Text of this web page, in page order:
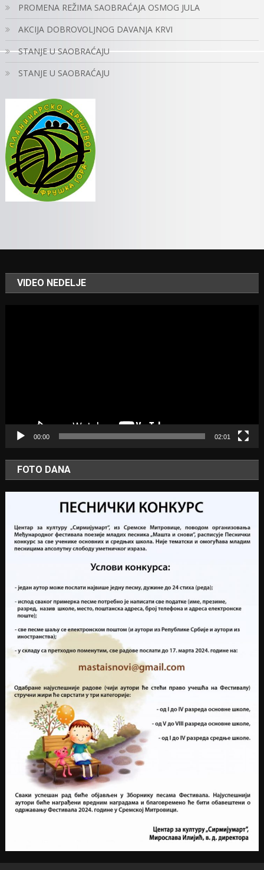
PROMENA REŽIMA SAOBRAĆAJA OSMOG JULA
AKCIJA DOBROVOLJNOG DAVANJA KRVI
STANJE U SAOBRAĆAJU
STANJE U SAOBRAĆAJU
VIDEO NEDELJE
00:00 02:01
FOTO DANA